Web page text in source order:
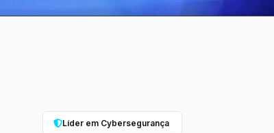
Líder em Cybersegurança